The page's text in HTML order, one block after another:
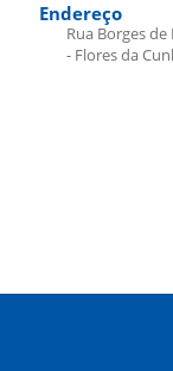
Endereço
Rua Borges
- Flores da